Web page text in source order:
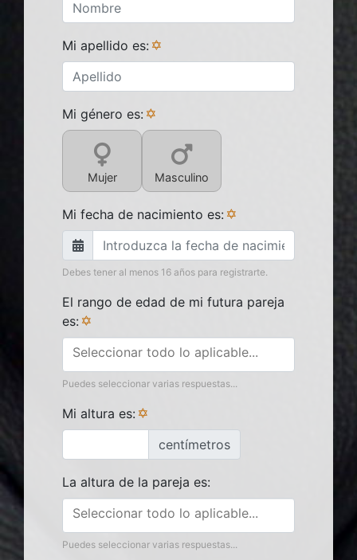
Mi apellido es:
Mi género es:
Mujer Masculino
Mi fecha de nacimiento es:
Debes tener al menos 16 años para registrarte.
El rango de edad de mi futura pareja
es:
Puedes seleccionar varias respuestas...
Mi altura es:
centímetros
La altura de la pareja es:
Puedes seleccionar varias respuestas...